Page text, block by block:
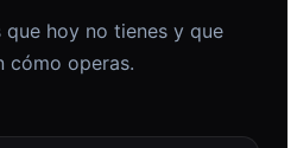
hoy no tienes y que
cómo operas.